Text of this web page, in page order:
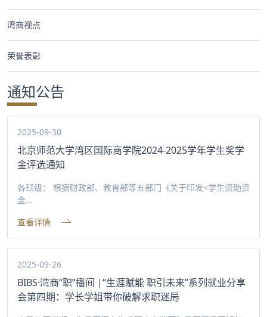
校友服务
人才招聘
湾商视点
荣誉表彰
通知公告
2025-09-30
北京师范大学湾区国际商学院2024-2025学年学生奖学
金评选通知
各班级： 根据财政部、教育部等五部门《关于印发<学生资助资
金...
查看详情
2025-09-26
BIBS·湾商“职”播间 |“生涯赋能 职引未来”系列就业分享
会第四期：学长学姐带你破解求职迷局